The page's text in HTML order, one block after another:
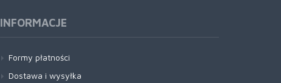
INFORMACJE
Formy płatności
Dostawa i wysyłka